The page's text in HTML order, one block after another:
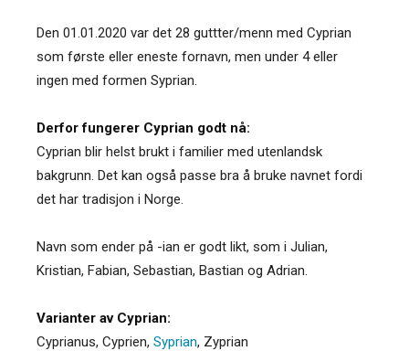
Den 01.01.2020 var det 28 guttter/menn med Cyprian
som første eller eneste fornavn, men under 4 eller
ingen med formen Syprian.
Derfor fungerer Cyprian godt nå:
Cyprian blir helst brukt i familier med utenlandsk
bakgrunn. Det kan også passe bra å bruke navnet fordi
det har tradisjon i Norge.
Navn som ender på -ian er godt likt, som i Julian,
Kristian, Fabian, Sebastian, Bastian og Adrian.
Varianter av Cyprian:
Cyprianus, Cyprien, Syprian, Zyprian